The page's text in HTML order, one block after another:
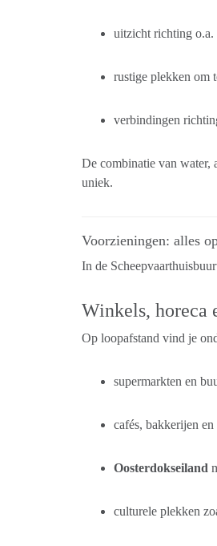
uitzicht richting o.a.
rustige plekken om
verbindingen
De combinatie van water,
uniek.
Voorzieningen: alles
In de
Winkels, horeca
Op loopafstand vind je
supermarkten en
cafés, bakkerijen
Oosterdokseiland
culturele plekken